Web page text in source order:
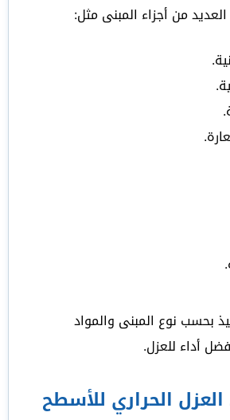
من أجزاء المبنى مثل:
بحسب نوع المبنى والمواد
أداء للعزل.
الحراري للأسطح